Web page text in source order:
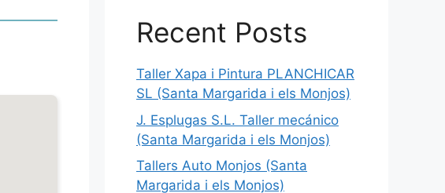
Recent Posts
Taller Xapa i Pintura PLANCHICAR
SL (Santa Margarida i els Monjos)
J. Esplugas S.L. Taller mecánico
(Santa Margarida i els Monjos)
Tallers Auto Monjos (Santa
Margarida i els Monjos)